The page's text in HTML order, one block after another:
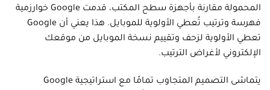
المحمولة مقارنة بأجهزة سطح المكتب، قدمت Google خوارزمية
فهرسة وترتيب تُعطي الأولوية للموبايل. هذا يعني أن Google
تعطي الأولوية لزحف وتقييم نسخة الموبايل من موقعك
الإلكتروني لأغراض الترتيب.
يتماشى التصميم المتجاوب تمامًا مع استراتيجية Google